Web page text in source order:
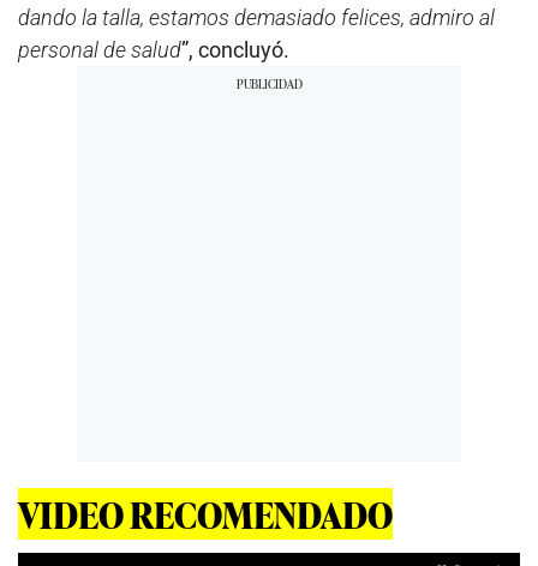
dando la talla, estamos demasiado felices, admiro al
personal de salud”, concluyó.
VIDEO RECOMENDADO